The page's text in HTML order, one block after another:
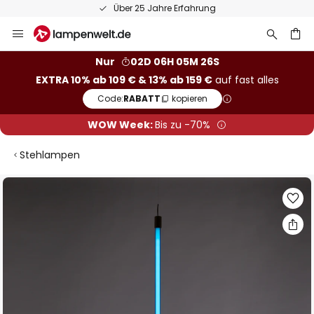
Über 25 Jahre Erfahrung
Inhalt
Nur
02D 06H 05M 26S
EXTRA 10% ab 109 € & 13% ab 159 €auf fast alles
Code:RABATT kopieren
WOW Week:Bis zu -70%
Stehlampen
Zum